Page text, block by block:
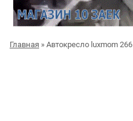
Главная » Автокресло luxmom 266